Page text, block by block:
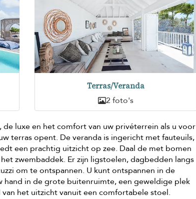
Terras/Veranda
2 foto's
de luxe en het comfort van uw privéterrein als u voor
terras opent. De veranda is ingericht met fauteuils,
een prachtig uitzicht op zee. Daal de met bomen
zwembaddek. Er zijn ligstoelen, dagbedden langs
om te ontspannen. U kunt ontspannen in de
hand in de grote buitenruimte, een geweldige plek
het uitzicht vanuit een comfortabele stoel.